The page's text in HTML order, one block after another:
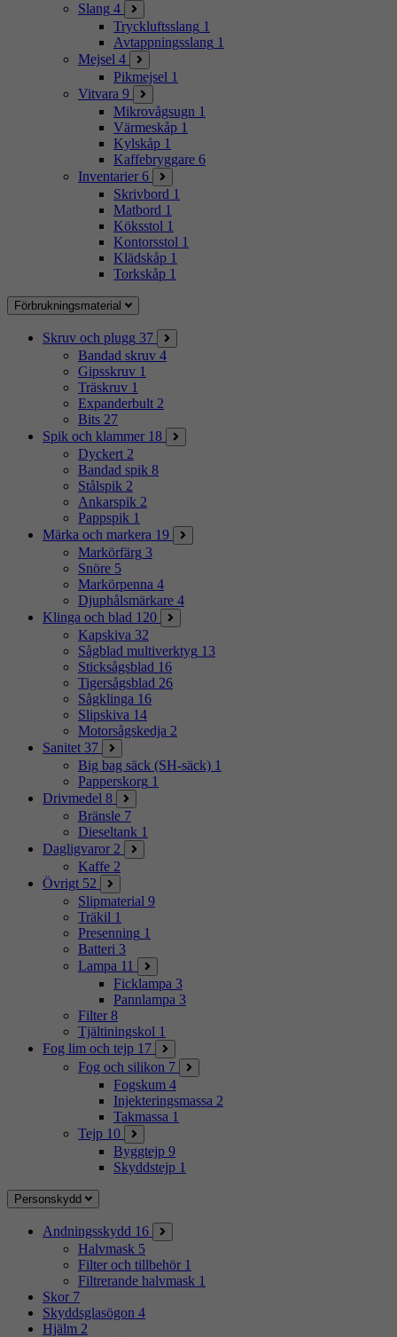
Slang 4
Tryckluftsslang 1
Avtappningsslang 1
Mejsel 4
Pikmejsel 1
Vitvara 9
Mikrovågsugn 1
Värmeskåp 1
Kylskåp 1
Kaffebryggare 6
Inventarier 6
Skrivbord 1
Matbord 1
Köksstol 1
Kontorsstol 1
Klädskåp 1
Torkskåp 1
Förbrukningsmaterial
Skruv och plugg 37
Bandad skruv 4
Gipsskruv 1
Träskruv 1
Expanderbult 2
Bits 27
Spik och klammer 18
Dyckert 2
Bandad spik 8
Stålspik 2
Ankarspik 2
Pappspik 1
Märka och markera 19
Markörfärg 3
Snöre 5
Markörpenna 4
Djuphålsmärkare 4
Klinga och blad 120
Kapskiva 32
Sågblad multiverktyg 13
Sticksågsblad 16
Tigersågsblad 26
Sågklinga 16
Slipskiva 14
Motorsågskedja 2
Sanitet 37
Big bag säck (SH-säck) 1
Papperskorg 1
Drivmedel 8
Bränsle 7
Dieseltank 1
Dagligvaror 2
Kaffe 2
Övrigt 52
Slipmaterial 9
Träkil 1
Presenning 1
Batteri 3
Lampa 11
Ficklampa 3
Pannlampa 3
Filter 8
Tjältiningskol 1
Fog lim och tejp 17
Fog och silikon 7
Fogskum 4
Injekteringsmassa 2
Takmassa 1
Tejp 10
Byggtejp 9
Skyddstejp 1
Personskydd
Andningsskydd 16
Halvmask 5
Filter och tillbehör 1
Filtrerande halvmask 1
Skor 7
Skyddsglasögon 4
Hjälm 2